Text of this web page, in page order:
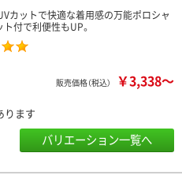
カットで快適な着用感の万能ポロシャ
ト付で利便性もUP。
販売価格（税込） ￥3,338～
ります
バリエーション一覧へ